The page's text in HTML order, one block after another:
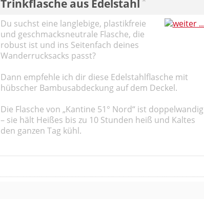
Trinkflasche aus Edelstahl
Du suchst eine langlebige, plastikfreie
und geschmacksneutrale Flasche, die
robust ist und ins Seitenfach deines
Wanderrucksacks passt?
Dann empfehle ich dir diese Edelstahlflasche mit
hübscher Bambusabdeckung auf dem Deckel.
Die Flasche von „Kantine 51° Nord“ ist doppelwandig
– sie hält Heißes bis zu 10 Stunden heiß und Kaltes
den ganzen Tag kühl.